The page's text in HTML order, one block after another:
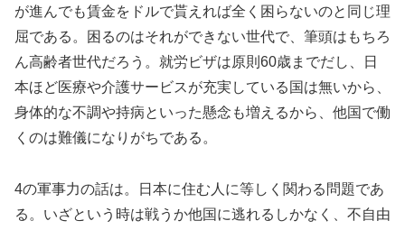
が進んでも賃金をドルで貰えれば全く困らないのと同じ理
屈である。困るのはそれができない世代で、筆頭はもちろ
ん高齢者世代だろう。就労ビザは原則60歳までだし、日
本ほど医療や介護サービスが充実している国は無いから、
身体的な不調や持病といった懸念も増えるから、他国で働
くのは難儀になりがちである。
4の軍事力の話は。日本に住む人に等しく関わる問題であ
る。いざという時は戦うか他国に逃れるしかなく、不自由